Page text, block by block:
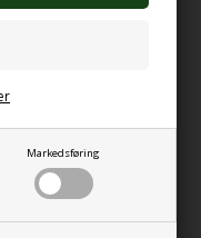
Markedsføring
– hvad er
til
supplement til en
primært
nødvendigvis med